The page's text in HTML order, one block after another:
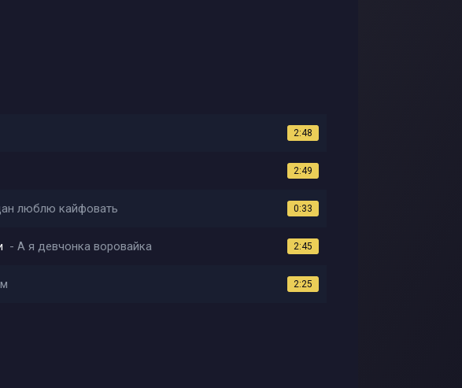
2:48
2:49
люблю кайфовать 0:33
А я девчонка воровайка 2:45
2:25